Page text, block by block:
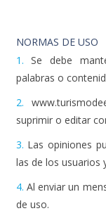
NORMAS DE USO
1. Se debe
palabras o
2.
suprimir o editar
3. Las opiniones
las de los usuarios
4. Al enviar un
de uso.